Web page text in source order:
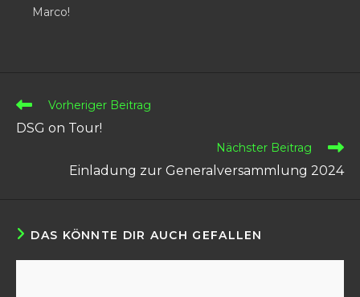
Marco!
Vorheriger Beitrag
DSG on Tour!
Nächster Beitrag
Einladung zur Generalversammlung 2024
DAS KÖNNTE DIR AUCH GEFALLEN